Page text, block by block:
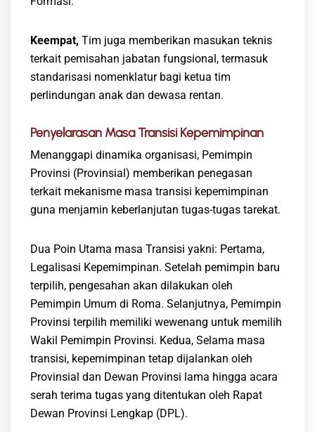
Keempat, Tim juga memberikan masukan teknis
terkait pemisahan jabatan fungsional, termasuk
standarisasi nomenklatur bagi ketua tim
perlindungan anak dan dewasa rentan.
Penyelarasan Masa Transisi Kepemimpinan
​Menanggapi dinamika organisasi, Pemimpin
Provinsi (Provinsial) memberikan penegasan
terkait mekanisme masa transisi kepemimpinan
guna menjamin keberlanjutan tugas-tugas tarekat.
​Dua Poin Utama masa Transisi yakni: Pertama,
Legalisasi Kepemimpinan. Setelah pemimpin baru
terpilih, pengesahan akan dilakukan oleh
Pemimpin Umum di Roma. Selanjutnya, Pemimpin
Provinsi terpilih memiliki wewenang untuk memilih
Wakil Pemimpin Provinsi. Kedua, Selama masa
transisi, kepemimpinan tetap dijalankan oleh
Provinsial dan Dewan Provinsi lama hingga acara
serah terima tugas yang ditentukan oleh Rapat
Dewan Provinsi Lengkap (DPL).